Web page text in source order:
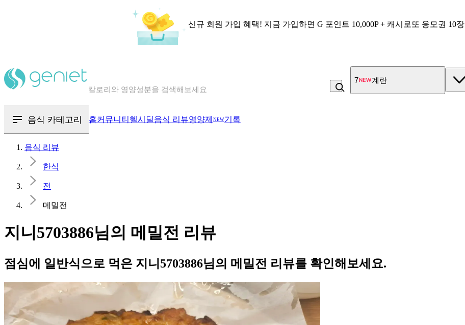
신규 회원 가입 혜택! 지금 가입하면 G 포인트 10,000P + 캐시로또 응모권 10장
혈당 · 다이어트 음식 검색해보세요
7 계란
음식 카테고리 홈커뮤니티 헬시딜음식 리뷰영양제 NEW기록
음식 리뷰
한식
전
메밀전
지니5703886님의 메밀전 리뷰
점심에 일반식으로 먹은 지니5703886님의 메밀전 리뷰를 확인해보세요.